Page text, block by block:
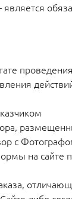
с
на